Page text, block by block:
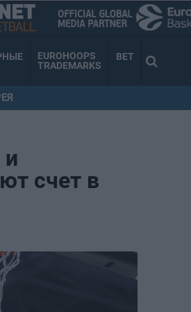
EUROHOOPS
TRADEMARKS
BET
счет в